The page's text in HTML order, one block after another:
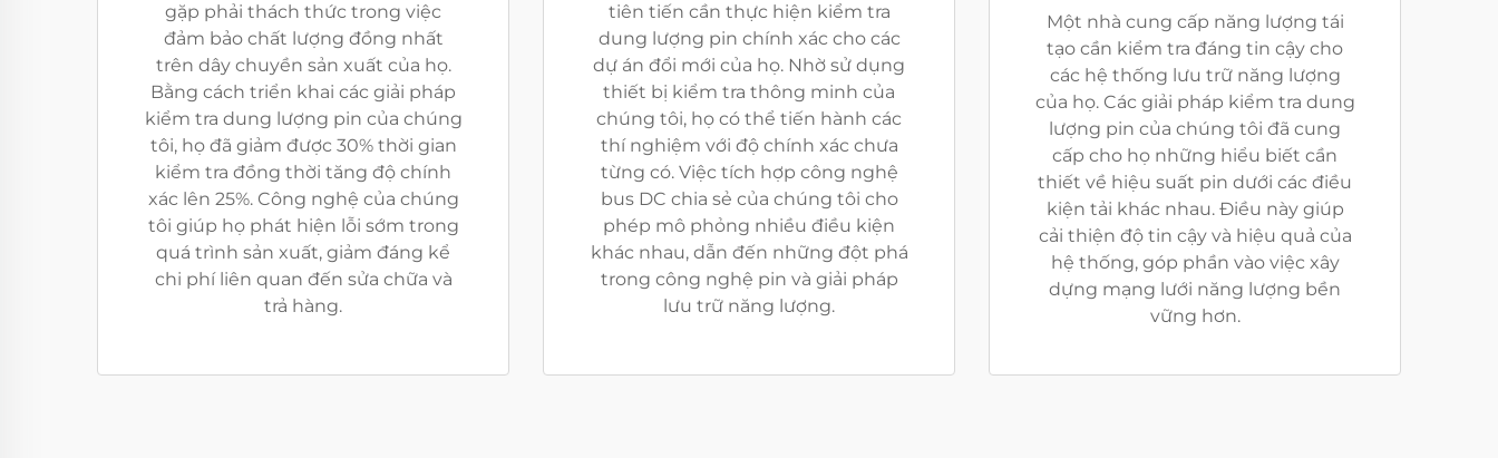
gặp phải thách thức trong việc
đảm bảo chất lượng đồng nhất
trên dây chuyền sản xuất của họ.
Bằng cách triển khai các giải pháp
kiểm tra dung lượng pin của chúng
tôi, họ đã giảm được 30% thời gian
kiểm tra đồng thời tăng độ chính
xác lên 25%. Công nghệ của chúng
tôi giúp họ phát hiện lỗi sớm trong
quá trình sản xuất, giảm đáng kể
chi phí liên quan đến sửa chữa và
trả hàng.
tiên tiến cần thực hiện kiểm tra
dung lượng pin chính xác cho các
dự án đổi mới của họ. Nhờ sử dụng
thiết bị kiểm tra thông minh của
chúng tôi, họ có thể tiến hành các
thí nghiệm với độ chính xác chưa
từng có. Việc tích hợp công nghệ
bus DC chia sẻ của chúng tôi cho
phép mô phỏng nhiều điều kiện
khác nhau, dẫn đến những đột phá
trong công nghệ pin và giải pháp
lưu trữ năng lượng.
Một nhà cung cấp năng lượng tái
tạo cần kiểm tra đáng tin cậy cho
các hệ thống lưu trữ năng lượng
của họ. Các giải pháp kiểm tra dung
lượng pin của chúng tôi đã cung
cấp cho họ những hiểu biết cần
thiết về hiệu suất pin dưới các điều
kiện tải khác nhau. Điều này giúp
cải thiện độ tin cậy và hiệu quả của
hệ thống, góp phần vào việc xây
dựng mạng lưới năng lượng bền
vững hơn.